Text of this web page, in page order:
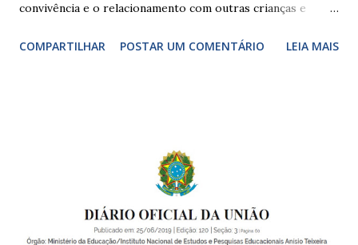
convivência e o relacionamento com outras crianças e
garantir o direito das crianças a uma educação integral e de
crianças de zero a 3 anos e 11 meses; – EMEIs - Escolas
Municipais de Educação Infantil, que atendem crianças de 4
a 5 anos e 11 meses; – CEMEI - Centro Municipal de
Educação Infantil, que recebe crianças de zero a 5 anos e 11
COMPARTILHAR POSTAR UM COMENTÁRIO LEIA MAIS